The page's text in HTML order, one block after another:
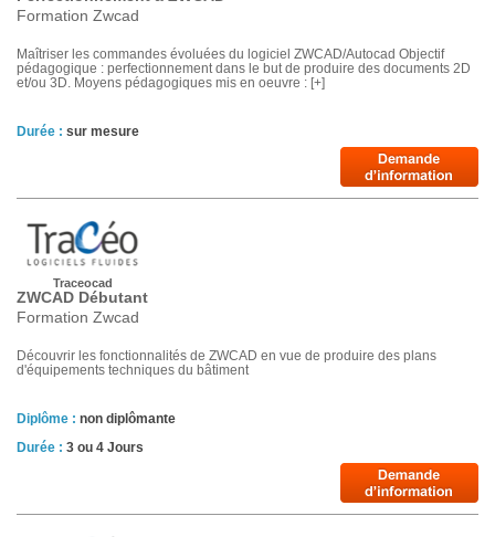
Formation Zwcad
Maîtriser les commandes évoluées du logiciel ZWCAD/Autocad Objectif
pédagogique : perfectionnement dans le but de produire des documents 2D
et/ou 3D. Moyens pédagogiques mis en oeuvre : [+]
Durée : sur mesure
Traceocad
ZWCAD Débutant
Formation Zwcad
Découvrir les fonctionnalités de ZWCAD en vue de produire des plans
d'équipements techniques du bâtiment
Diplôme : non diplômante
Durée : 3 ou 4 Jours